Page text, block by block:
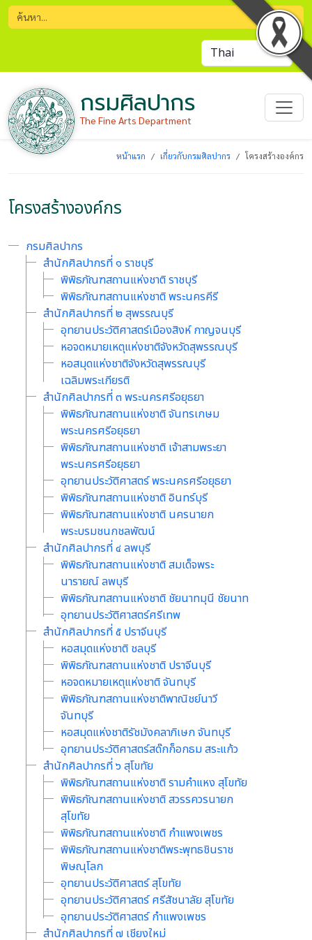
กรมศิลปากร
The Fine Arts Department
หน้าแรก เกี่ยวกับกรมศิลปากร โครงสร้างองค์กร
โครงสร้างองค์กร
กรมศิลปากร
สำนักศิลปากรที่ ๑ ราชบุรี
พิพิธภัณฑสถานแห่งชาติ ราชบุรี
พิพิธภัณฑสถานแห่งชาติ พระนครคีรี
สำนักศิลปากรที่ ๒ สุพรรณบุรี
อุทยานประวัติศาสตร์เมืองสิงห์ กาญจนบุรี
หอจดหมายเหตุแห่งชาติจังหวัดสุพรรณบุรี
หอสมุดแห่งชาติจังหวัดสุพรรณบุรี
เฉลิมพระเกียรติ
สำนักศิลปากรที่ ๓ พระนครศรีอยุธยา
พิพิธภัณฑสถานแห่งชาติ จันทรเกษม
พระนครศรีอยุธยา
พิพิธภัณฑสถานแห่งชาติ เจ้าสามพระยา
พระนครศรีอยุธยา
อุทยานประวัติศาสตร์ พระนครศรีอยุธยา
พิพิธภัณฑสถานแห่งชาติ อินทร์บุรี
พิพิธภัณฑสถานแห่งชาติ นครนายก
พระบรมชนกชลพัฒน์
สำนักศิลปากรที่ ๔ ลพบุรี
พิพิธภัณฑสถานแห่งชาติ สมเด็จพระ
นารายณ์ ลพบุรี
พิพิธภัณฑสถานแห่งชาติ ชัยนาทมุนี ชัยนาท
อุทยานประวัติศาสตร์ศรีเทพ
สำนักศิลปากรที่ ๕ ปราจีนบุรี
หอสมุดแห่งชาติ ชลบุรี
พิพิธภัณฑสถานแห่งชาติ ปราจีนบุรี
หอจดหมายเหตุแห่งชาติ จันทบุรี
พิพิธภัณฑสถานแห่งชาติพาณิชย์นาวี
จันทบุรี
หอสมุดแห่งชาติรัชมังคลาภิเษก จันทบุรี
อุทยานประวัติศาสตร์สด๊กก็อกธม สระแก้ว
สำนักศิลปากรที่ ๖ สุโขทัย
พิพิธภัณฑสถานแห่งชาติ รามคำแหง สุโขทัย
พิพิธภัณฑสถานแห่งชาติ สวรรควรนายก
สุโขทัย
พิพิธภัณฑสถานแห่งชาติ กำแพงเพชร
พิพิธภัณฑสถานแห่งชาติพระพุทธชินราช
พิษณุโลก
อุทยานประวัติศาสตร์ สุโขทัย
อุทยานประวัติศาสตร์ ศรีสัชนาลัย สุโขทัย
อุทยานประวัติศาสตร์ กำแพงเพชร
สำนักศิลปากรที่ ๗ เชียงใหม่